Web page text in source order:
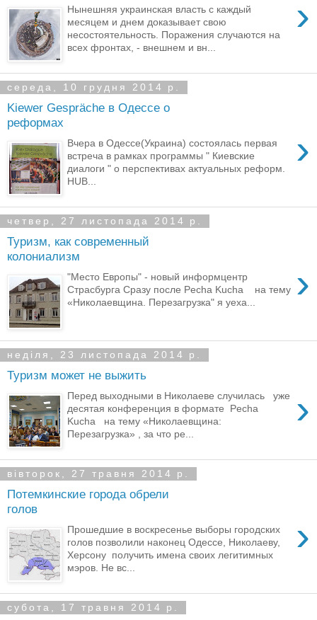
›
Нынешняя украинская власть с каждый
месяцем и днем доказывает свою
несостоятельность. Поражения случаются на
всех фронтах, - внешнем и вн...
середа, 10 грудня 2014 р.
Kiewer Gespräche в Одессе о
реформах
›
Вчера в Одессе(Украина) состоялась первая
встреча в рамках программы " Киевские
диалоги " о перспективах актуальных реформ.
HUB...
четвер, 27 листопада 2014 р.
Туризм, как современный
колониализм
›
"Место Европы" - новый информцентр
Страсбурга Сразу после Pecha Kucha на тему
«Николаевщина. Перезагрузка" я уеха...
неділя, 23 листопада 2014 р.
Туризм может не выжить
›
Перед выходными в Николаеве случилась уже
десятая конференция в формате Pecha
Kucha на тему «Николаевщина:
Перезагрузка» , за что ре...
вівторок, 27 травня 2014 р.
Потемкинские города обрели
голов
›
Прошедшие в воскресенье выборы городских
голов позволили наконец Одессе, Николаеву,
Херсону получить имена своих легитимных
мэров. Не вс...
субота, 17 травня 2014 р.